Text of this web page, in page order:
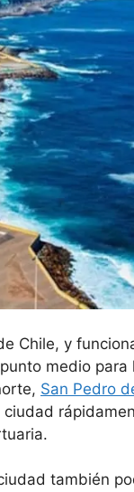
Chile, y
medio para
San Pedro
también